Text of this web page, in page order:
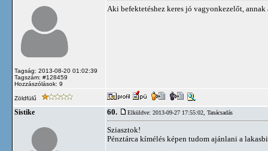
Tagság: 2013-08-20 01:02:39
Tagszám: #128459
Hozzászólások: 9
Aki befektetéshez keres jó vagyonkezelőt,
Zöldfülű
Sistike 60. Elküldve: 2013-09-27 17:55:02, Tanácsadás
Sziasztok!
Pénztárca kímélés képen tudom ajánlani a